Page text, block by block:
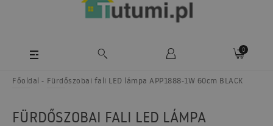
0
Főoldal Fürdőszobai fali LED lámpa APP1888-1W 60cm BLACK
FÜRDŐSZOBAI FALI LED LÁMPA